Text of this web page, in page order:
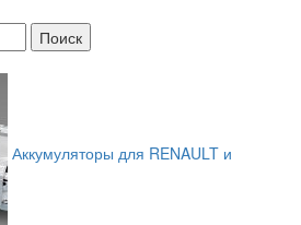
Аккумуляторы для RENAULT и